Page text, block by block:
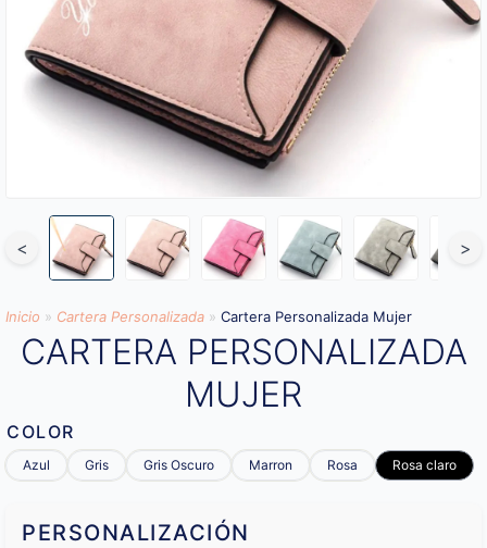
< >
Inicio » Cartera Personalizada » Cartera Personalizada Mujer
CARTERA PERSONALIZADA
MUJER
COLOR
Azul Gris Gris Oscuro Marron Rosa Rosa claro
PERSONALIZACIÓN